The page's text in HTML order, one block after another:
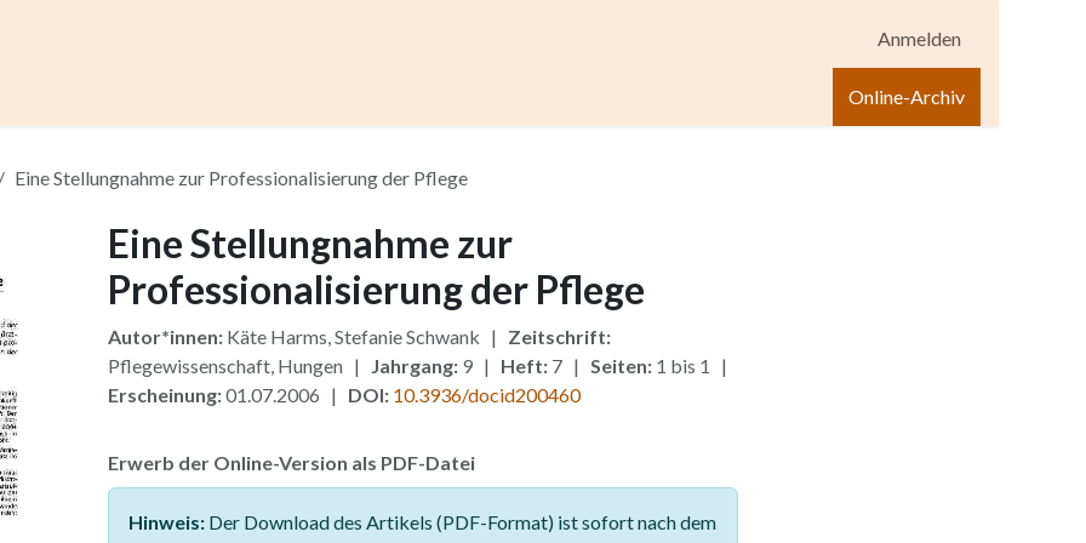
Anmelden
Online-Archiv
Eine Stellungnahme zur Professionalisierung der Pflege
Eine Stellungnahme zur
Professionalisierung der Pflege
Autor*innen:Käte Harms, Stefanie Schwank | Zeitschrift:
Pflegewissenschaft, Hungen | Jahrgang:9 | Heft:7 | Seiten:1 bis 1 |
Erscheinung:01.07.2006 | DOI: 10.3936/docid200460
Erwerb der Online-Version als PDF-Datei
Hinweis:Der Download des Artikels (PDF-Format) ist sofort nach dem